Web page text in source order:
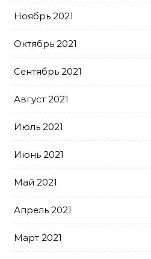
Ноябрь 2021
Октябрь 2021
Сентябрь 2021
Август 2021
Июль 2021
Июнь 2021
Май 2021
Апрель 2021
Март 2021